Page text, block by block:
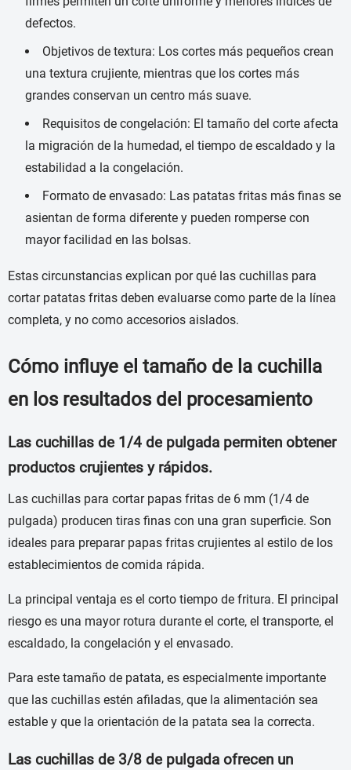
defectos.
Objetivos de textura: Los cortes más pequeños crean
una textura crujiente, mientras que los cortes más
grandes conservan un centro más suave.
Requisitos de congelación: El tamaño del corte afecta
la migración de la humedad, el tiempo de escaldado y la
estabilidad a la congelación.
Formato de envasado: Las patatas fritas más finas se
asientan de forma diferente y pueden romperse con
mayor facilidad en las bolsas.
Estas circunstancias explican por qué las cuchillas para
cortar patatas fritas deben evaluarse como parte de la línea
completa, y no como accesorios aislados.
Cómo influye el tamaño de la cuchilla
en los resultados del procesamiento
Las cuchillas de 1/4 de pulgada permiten obtener
productos crujientes y rápidos.
Las cuchillas para cortar papas fritas de 6 mm (1/4 de
pulgada) producen tiras finas con una gran superficie. Son
ideales para preparar papas fritas crujientes al estilo de los
establecimientos de comida rápida.
La principal ventaja es el corto tiempo de fritura. El principal
riesgo es una mayor rotura durante el corte, el transporte, el
escaldado, la congelación y el envasado.
Para este tamaño de patata, es especialmente importante
que las cuchillas estén afiladas, que la alimentación sea
estable y que la orientación de la patata sea la correcta.
Las cuchillas de 3/8 de pulgada ofrecen un